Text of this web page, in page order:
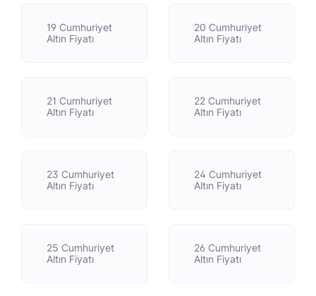
19 Cumhuriyet
Altın Fiyatı
20 Cumhuriyet
Altın Fiyatı
21 Cumhuriyet
Altın Fiyatı
22 Cumhuriyet
Altın Fiyatı
23 Cumhuriyet
Altın Fiyatı
24 Cumhuriyet
Altın Fiyatı
25 Cumhuriyet
Altın Fiyatı
26 Cumhuriyet
Altın Fiyatı